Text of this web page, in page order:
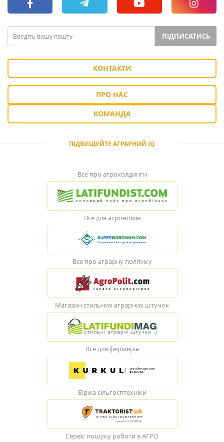
ПІДПИСАТИСЬ
КОНТАКТИ
ПРО НАС
КОМАНДА
ПІДВИЩУЙТЕ АГРАРНИЙ IQ
Все про агрохолдинги
Все для агрономів
Все про аграрну політику
Магазин стильних аграрних штучок
Все для фермерів
Біржа сільгосптехніки
Сервіс пошуку роботи в АГРО